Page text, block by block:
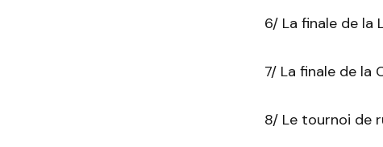
6/ La finale de la
7/ La finale de la
8/ Le tournoi de